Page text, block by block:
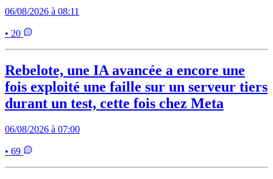
06/08/2026 à 08:11
• 20
Rebelote, une IA avancée a encore une
fois exploité une faille sur un serveur tiers
durant un test, cette fois chez Meta
06/08/2026 à 07:00
• 69